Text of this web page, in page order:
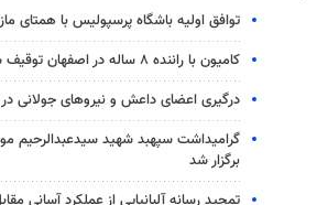
توافق اولیه باشگاه پرسپولیس با همتای
کامیون با راننده ۸ ساله در اصفهان توقیف شد
درگیری اعضای داعش و نیروهای جولانی
گرامیداشت سپهبد شهید سیدعبدالرحیم
برگزار شد
تمجید رسانه آلبانیایی از عملکرد آسانی